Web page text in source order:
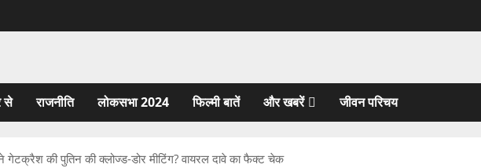
से राजनीति लोकसभा 2024 फिल्मी बातें और खबरें जीवन परिचय
ने गेटक्रैश की पुतिन की क्लोज्ड-डोर मीटिंग? वायरल दावे का फैक्ट चेक